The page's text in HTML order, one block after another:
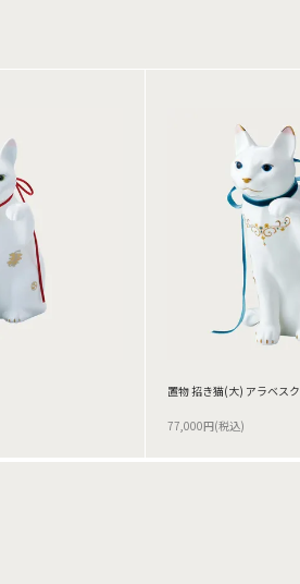
置物 招き猫(大) アラベスク
77,000円(税込)